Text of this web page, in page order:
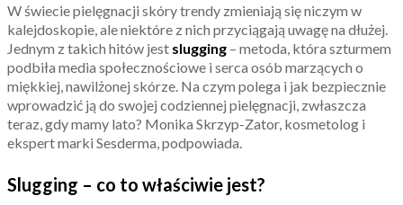
W świecie pielęgnacji skóry trendy zmieniają się niczym w
kalejdoskopie, ale niektóre z nich przyciągają uwagę na dłużej.
Jednym z takich hitów jest slugging – metoda, która szturmem
podbiła media społecznościowe i serca osób marzących o
miękkiej, nawilżonej skórze. Na czym polega i jak bezpiecznie
wprowadzić ją do swojej codziennej pielęgnacji, zwłaszcza
teraz, gdy mamy lato? Monika Skrzyp-Zator, kosmetolog i
ekspert marki Sesderma, podpowiada.
Slugging – co to właściwie jest?